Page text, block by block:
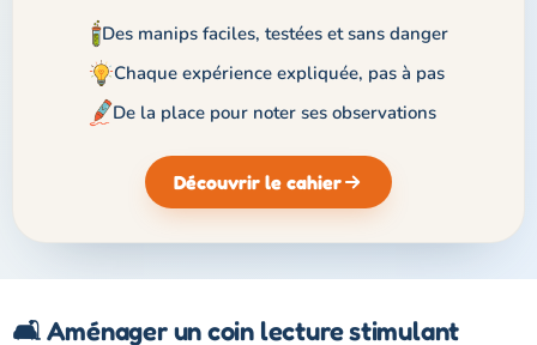
Des manips faciles, testées et sans danger
Chaque expérience expliquée, pas à pas
De la place pour noter ses observations
Découvrir le cahier
🛋️ Aménager un coin lecture stimulant